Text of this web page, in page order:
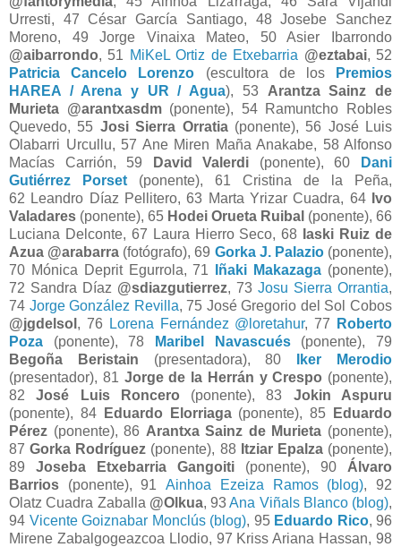
Urresti, 47 César García Santiago, 48 Josebe Sanchez
Moreno, 49 Jorge Vinaixa Mateo, 50 Asier Ibarrondo
@aibarrondo, 51 MiKeL Ortiz de Etxebarria @eztabai, 52
Patricia Cancelo Lorenzo
(escultora de los
Premios
HAREA / Arena y UR / Agua), 53 Arantza Sainz de
Murieta @arantxasdm (ponente), 54 Ramuntcho Robles
Quevedo, 55 Josi Sierra Orratia(ponente), 56 José Luis
Olabarri Urcullu, 57 Ane Miren Maña Anakabe, 58 Alfonso
Macías Carrión, 59
David Valerdi (ponente), 60
Dani
Gutiérrez Porset (ponente), 61 Cristina de la Peña,
62 Leandro Díaz Pellitero, 63 Marta Yrizar Cuadra, 64 Ivo
Valadares (ponente), 65 Hodei Orueta Ruibal (ponente), 66
Luciana Delconte, 67 Laura Hierro Seco, 68 Iaski Ruiz de
Azua @arabarra (fotógrafo), 69 Gorka J. Palazio(ponente),
70 Mónica Deprit Egurrola, 71
Iñaki Makazaga (ponente),
72 Sandra Díaz @sdiazgutierrez, 73 Josu Sierra Orrantia,
74 Jorge González Revilla, 75 José Gregorio del Sol Cobos
@jgdelsol , 76 Lorena Fernández @loretahur, 77
Roberto
Poza
(ponente), 78 Maribel Navascués
(ponente), 79
Begoña Beristain (presentadora), 80
Iker Merodio
(presentador), 81 Jorge de la Herrán y Crespo (ponente),
82José Luis Roncero (ponente), 83 Jokin Aspuru
(ponente), 84
Eduardo Elorriaga (ponente), 85
Eduardo
Pérez (ponente), 86 Arantxa Sainz de Murieta (ponente),
87Gorka Rodríguez (ponente), 88 Itziar Epalza (ponente),
89 Joseba Etxebarria Gangoiti (ponente), 90 Álvaro
Barrios (ponente), 91 Ainhoa Ezeiza Ramos (blog), 92
Olatz Cuadra Zaballa @Olkua, 93Ana Viñals Blanco (blog),
94 Vicente Goiznabar Monclús (blog), 95 Eduardo Rico, 96
Mirene Zabalgogeazcoa Llodio, 97 Kriss Ariana Hassan, 98